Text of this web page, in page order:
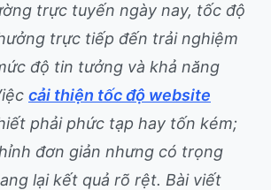
trực tuyến ngày nay, tốc độ
trực tiếp đến trải nghiệm
độ tin tưởng và khả năng
cải thiện tốc độ website
phải phức tạp hay tốn kém;
đơn giản nhưng có trọng
lại kết quả rõ rệt. Bài viết